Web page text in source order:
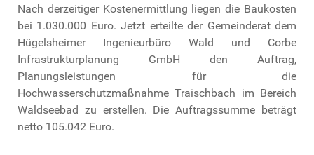
Nach derzeitiger Kostenermittlung liegen die Baukosten
bei 1.030.000 Euro. Jetzt erteilte der Gemeinderat dem
Hügelsheimer Ingenieurbüro Wald und Corbe
Infrastrukturplanung GmbH den Auftrag,
Planungsleistungen für die
Hochwasserschutzmaßnahme Traischbach im Bereich
Waldseebad zu erstellen. Die Auftragssumme beträgt
netto 105.042 Euro.